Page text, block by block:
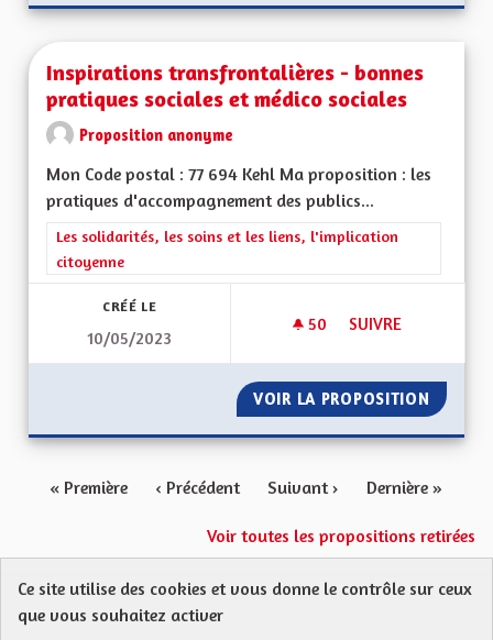
Inspirations transfrontalières - bonnes
pratiques sociales et médico sociales
Proposition anonyme
Mon Code postal : 77 694 Kehl Ma proposition : les
pratiques d'accompagnement des publics...
Filtrer les résultats de la catégorie : Les solidarités, les soins
Les solidarités, les soins et les liens, l'implication
citoyenne
CRÉÉ LE
10/05/2023
50 50 ABONNÉS
SUIVRE
VOIR LA PROPOSITION
« Première ‹ Précédent Suivant › Dernière »
Voir toutes les propositions retirées
Protection des Données
Ce site utilise des cookies et vous donne le contrôle sur ceux
que vous souhaitez activer